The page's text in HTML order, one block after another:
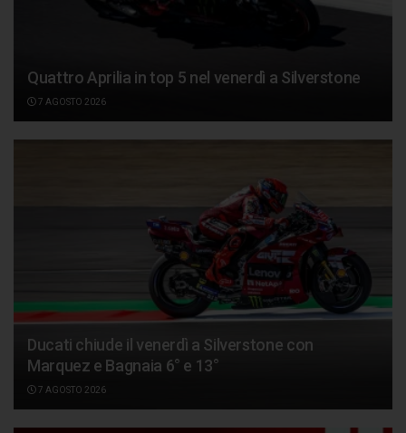
Quattro Aprilia in top 5 nel venerdì a Silverstone
7 AGOSTO 2026
Ducati chiude il venerdì a Silverstone con
Marquez e Bagnaia 6° e 13°
7 AGOSTO 2026